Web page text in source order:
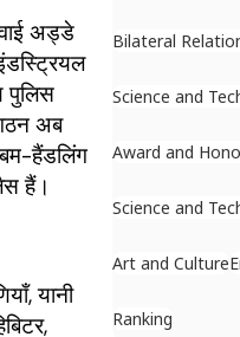
अड्डे
पुलिस
अब
हैंडलिंग
हैं।
यानी
Bilateral
Science and
Award and
Science and
Art and Culture
Ranking